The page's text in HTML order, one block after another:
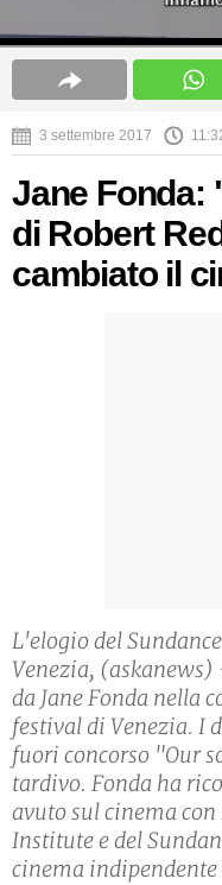
3 settembre 2017
Jane Fonda:
di Robert
cambiato il
L'elogio del
Venezia,
da Jane Fonda nella
festival di Venezia. I
fuori concorso "Our
tardivo. Fonda ha
avuto sul cinema con
Institute e del
cinema